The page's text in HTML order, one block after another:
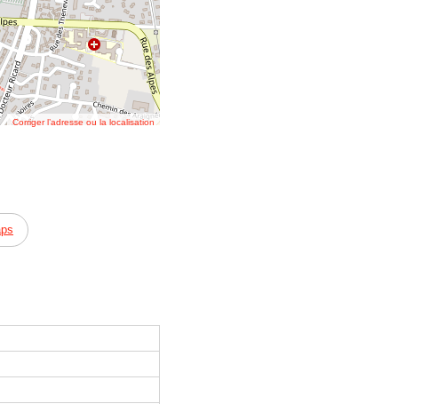
Corriger l’adresse ou la localisation